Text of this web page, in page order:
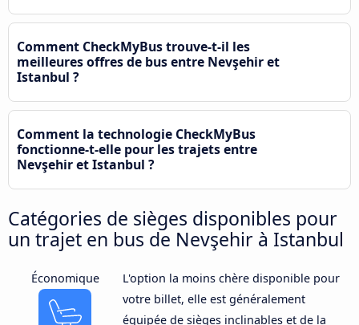
Comment CheckMyBus trouve-t-il les
meilleures offres de bus entre Nevşehir et
Istanbul ?
Comment la technologie CheckMyBus
fonctionne-t-elle pour les trajets entre
Nevşehir et Istanbul ?
Catégories de sièges disponibles pour
un trajet en bus de Nevşehir à Istanbul
Économique
L'option la moins chère disponible pour
votre billet, elle est généralement
équipée de sièges inclinables et de la